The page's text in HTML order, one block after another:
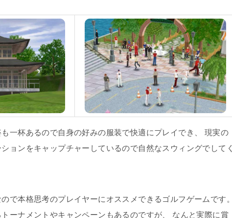
一杯あるので自身の好みの服装で快適にプレイでき、 現実の
ョンをキャップチャーしているので自然なスウィングでしてく
で本格思考のプレイヤーにオススメできるゴルフゲームです。
ーナメントやキャンペーンもあるのですが、 なんと実際に賞